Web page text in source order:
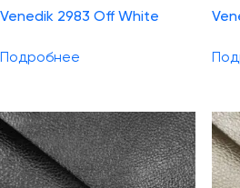
Venedik 2983 Off White
Подробнее